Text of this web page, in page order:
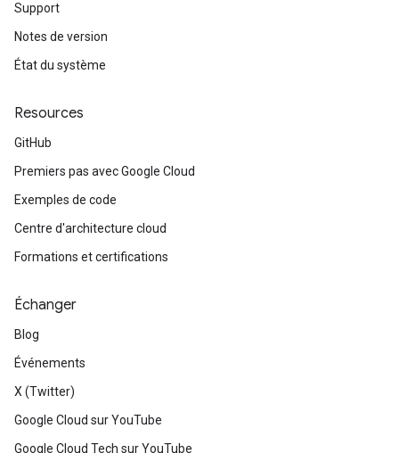
Support
Notes de version
État du système
Resources
GitHub
Premiers pas avec Google Cloud
Exemples de code
Centre d'architecture cloud
Formations et certifications
Échanger
Blog
Événements
X (Twitter)
Google Cloud sur YouTube
Google Cloud Tech sur YouTube